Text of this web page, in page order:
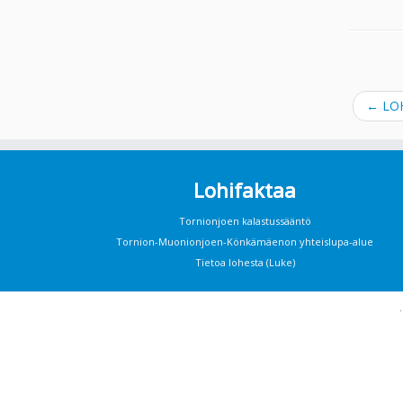
←
Lohifaktaa
Tornionjoen kalastussääntö
Tornion-Muonionjoen-Könkämäenon yhteislupa-alue
Tietoa lohesta (Luke)